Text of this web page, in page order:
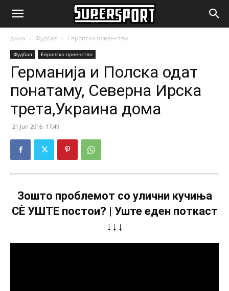
SuperSport.mk
дома Фудбал Европско првенство
Фудбал Европско првенство
Германија и Полска одат
понатаму, Северна Ирска
трета,Украина дома
21 Jun 2016. 17:49
Зошто проблемот со улични кучиња
СÈ УШТЕ постои? | Уште еден поткаст
↓↓↓